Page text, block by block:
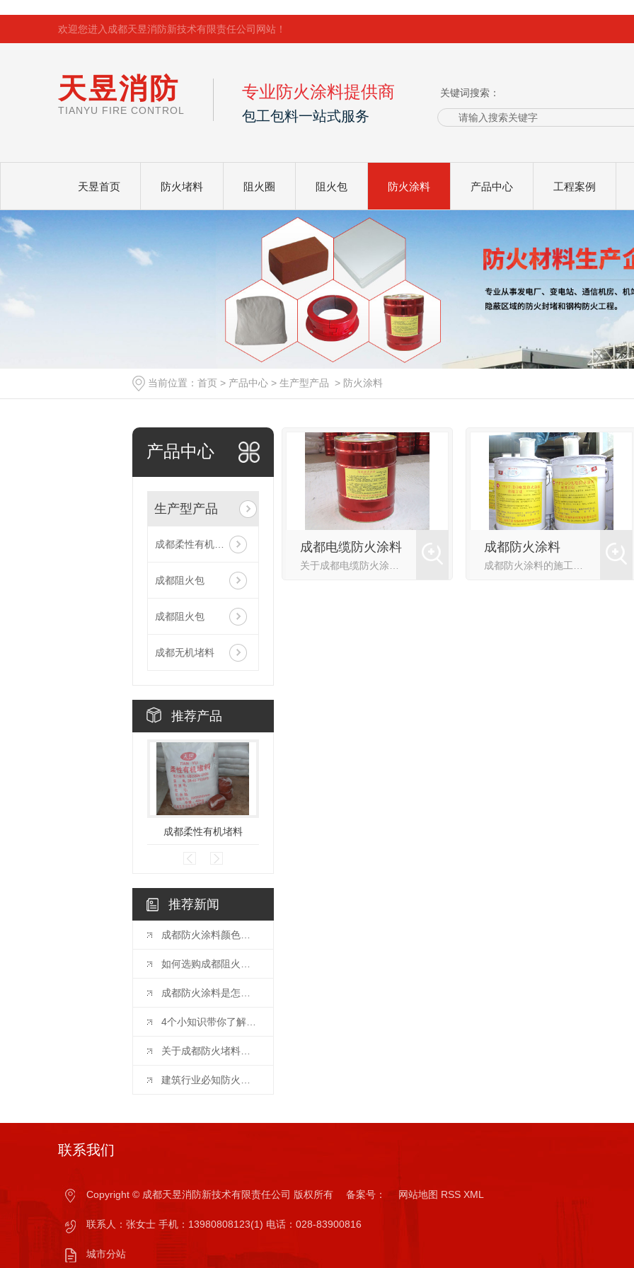
欢迎您进入成都天昱消防新技术有限责任公司网站！
天昱消防
TIANYU FIRE CONTROL
专业防火涂料提供商
包工包料一站式服务
关键词搜索：
天昱首页 防火堵料 阻火圈 阻火包 防火涂料 产品中心 工程案例
当前位置： 首页 > 产品中心 > 生产型产品 > 防火涂料
产品中心
生产型产品
成都柔性有机堵料
成都阻火包
成都阻火包
成都无机堵料
推荐产品
成都柔性有机堵料
推荐新闻
成都防火涂料颜色有没有不同颜色？
如何选购成都阻火圈，看完这篇您就知道啦！
成都防火涂料是怎么来进行施工的
4个小知识带你了解成都阻火圈安装标准
关于成都防火堵料的那点事
建筑行业必知防火涂料的干货知识
成都电缆防火涂料
关于成都电缆防火涂料的特点以及性能介绍，大家来了解一下：一、主要特点该产品为溶剂型材料，沉淀少、搅拌易浮动融合。色彩鲜亮，平滑度好，附着力强。遇火达到一定温度值则膨胀以阻止火灾的蔓延。二、技术性能在容
成都防火涂料
成都防火涂料的施工方法及存运介绍：1、施工前应将电缆表面的浮尘、油污、杂物等洗净、打磨干净，待表面干燥后方可进行涂刷。2、施工可采用喷涂、刷涂等方法，使用时应充分搅拌均匀，涂料稍稠时，可用适量的专用稀
联系我们
Copyright © 成都天昱消防新技术有限责任公司 版权所有 备案号： 网站地图 RSS XML
联系人：张女士 手机：13980808123(1) 电话：028-83900816
城市分站
城